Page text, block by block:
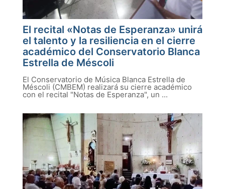
El recital «Notas de Esperanza» unirá
el talento y la resiliencia en el cierre
académico del Conservatorio Blanca
Estrella de Méscoli
El Conservatorio de Música Blanca Estrella de
Méscoli (CMBEM) realizará su cierre académico
con el recital "Notas de Esperanza", un ...